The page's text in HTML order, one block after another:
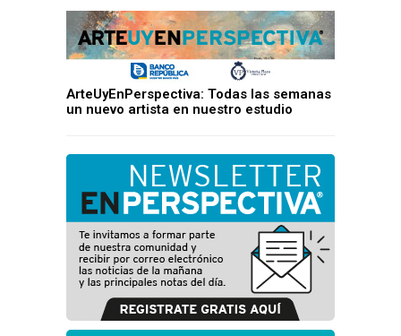
ArteUyEnPerspectiva: Todas las semanas
un nuevo artista en nuestro estudio